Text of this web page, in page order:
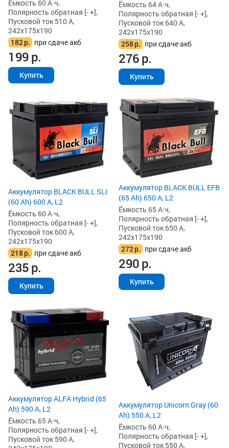
Ёмкость 60 А·ч,
Полярность обратная [- +],
Пусковой ток 510 А,
242x175x190
182р. при сдаче акб
199р.
Купить
Ёмкость 64 А·ч,
Полярность обратная [- +],
Пусковой ток 640 А,
242x175x190
258р. при сдаче акб
276р.
Купить
Аккумулятор BLACK BULL SLI
(60 Ah) 600 А, L2
Ёмкость 60 А·ч,
Полярность обратная [- +],
Пусковой ток 600 А,
242x175x190
218р. при сдаче акб
235р.
Купить
Аккумулятор BLACK BULL EFB
(65 Ah) 650 А, L2
Ёмкость 65 А·ч,
Полярность обратная [- +],
Пусковой ток 650 А,
242x175x190
272р. при сдаче акб
290р.
Купить
Аккумулятор ALFA Hybrid (65
Ah) 590 А, L2
Ёмкость 65 А·ч,
Полярность обратная [- +],
Пусковой ток 590 А,
Аккумулятор Unicorn Gray (60
Ah) 550 А, L2
Ёмкость 60 А·ч,
Полярность обратная [- +],
Пусковой ток 550 А,